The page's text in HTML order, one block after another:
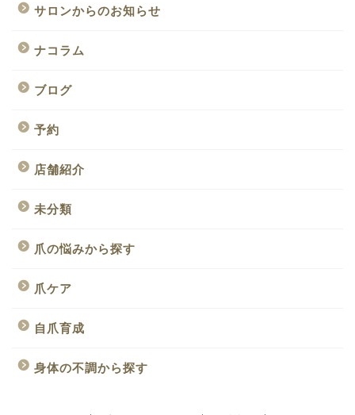
サロンからのお知らせ
ナコラム
ブログ
予約
店舗紹介
未分類
爪の悩みから探す
爪ケア
自爪育成
身体の不調から探す